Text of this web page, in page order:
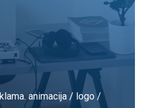
animacija / logo /